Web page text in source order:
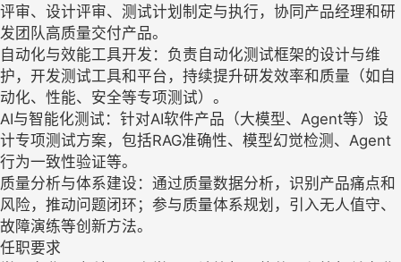
评审、设计评审、测试计划制定与执行，协同产品经理和研
发团队高质量交付产品。
自动化与效能工具开发：负责自动化测试框架的设计与维
护，开发测试工具和平台，持续提升研发效率和质量（如自
动化、性能、安全等专项测试）。
AI与智能化测试：针对AI软件产品（大模型、Agent等）设
计专项测试方案，包括RAG准确性、模型幻觉检测、Agent
行为一致性验证等。
质量分析与体系建设：通过质量数据分析，识别产品痛点和
风险，推动问题闭环；参与质量体系规划，引入无人值守、
故障演练等创新方法。
任职要求